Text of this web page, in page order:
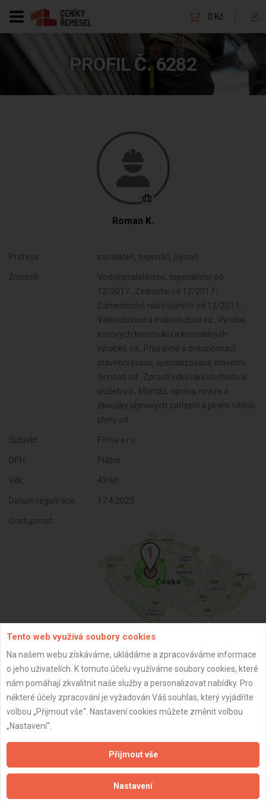
0 Kč
PROFIL Č. 6282
Roman K.
Profese: instalatéři, topenáři, plynaři
Živnosti:
Vodoinstalatérství, topenářství od
12/2017 , Zednictví od 12/2017 ,
Zámečnictví, nástrojářství od 12/2017 ,
Velkoobchod a maloobchod od , Výroba
kovových konstrukcí a kovodělných
výrobků od , Přípravné a dokončovací
stavební práce, specializované stavební
činnosti od , Zprostředkování obchodu a
služeb od , Montáž, opravy, revize a
zkoušky plynových zařízení a plnění nádob
plyny od
Subjekt: Firma s.r.o.
DPH: Plátce
Věk: 43 let
Datum registrace: 17.4.2023
Dostupnost:
ZPĚT
Aktualizováno z portálu ARES dne 03.12.2025 11:00:01
Důležité informace
Tento web využívá soubory cookies
Na našem webu získáváme, ukládáme a zpracováváme informace
o jeho uživatelích. K tomuto účelu využíváme soubory cookies, které
nám pomáhají zkvalitnit naše služby a personalizovat nabídky. Pro
některé účely zpracování je vyžadován Váš souhlas, který vyjádříte
volbou „Přijmout vše“. Nastavení cookies můžete změnit volbou
„Nastavení“.
Přijmout vše
Nastavení